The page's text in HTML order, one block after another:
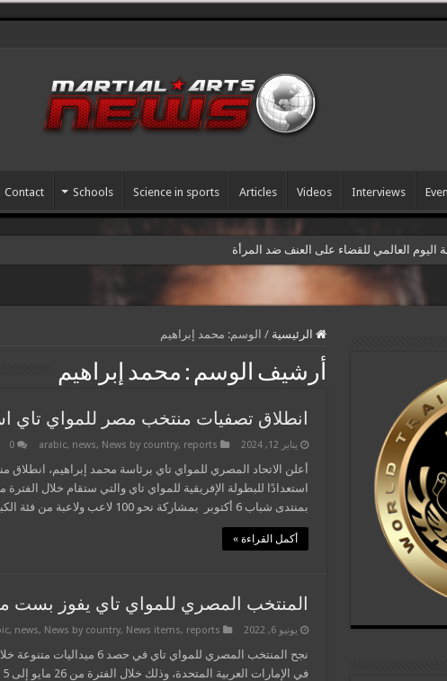
Interviews
Videos
Articles
Science in sports
Schools
Contact
اليوم العالمي للقضاء على العنف ضد المرأة
الرئيسية / الوسم: محمد إبراهيم
أرشيف الوسم : محمد إبراهيم
انطلاق تصفيات منتخب مصر للمواي تاي
يناير 12, 2024 arabic, news, News by country, reports
0
أعلن الاتحاد المصري للمواي تاي برئاسة محمد إبراهيم،
بمنتدى شباب 6 أكتوبر بمشاركة نحو 100 لاعب ولاعبة من فئة الكبار للرجال والسيدات فوق 18 …
أكمل القراءة »
المنتخب المصري للمواي تاي يفوز بست
يونيو 6, 2022 , news, News by country, News items, reports
نجح المنتخب المصري للمواي